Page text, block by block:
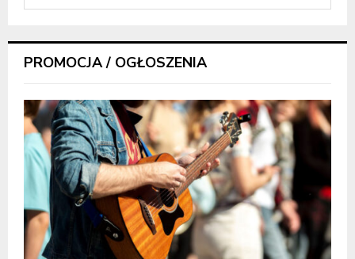
PROMOCJA / OGŁOSZENIA